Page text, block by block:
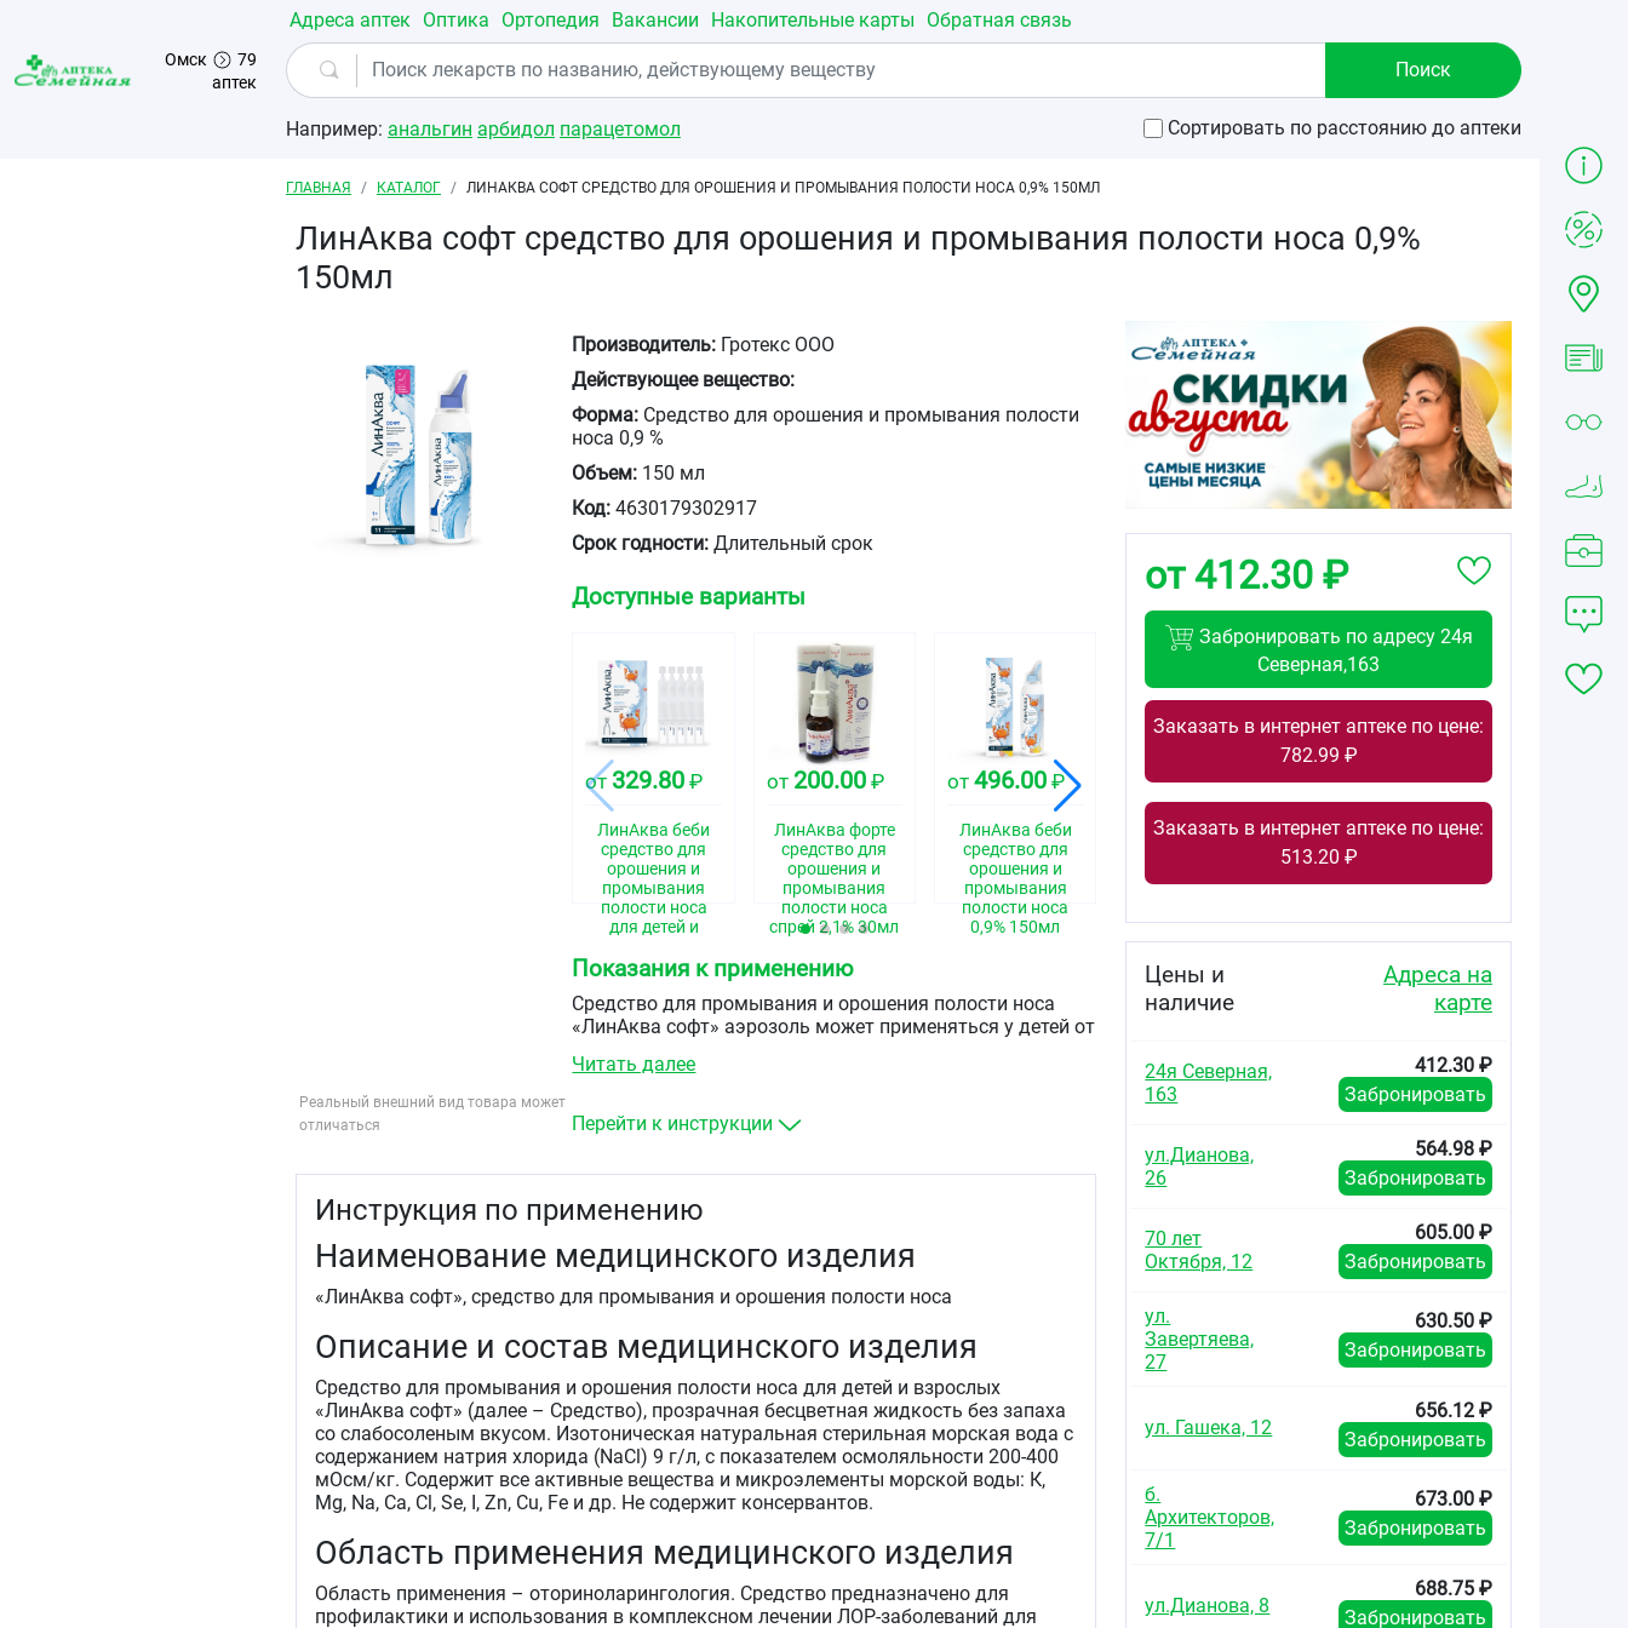
Перейти к основному содержанию
Омск
79
аптек
Адреса аптек Оптика Ортопедия Вакансии Накопительные карты Обратная связь
Например: анальгин арбидол парацетомол Сортировать по расстоянию до аптеки
Строка навигации
ГЛАВНАЯ КАТАЛОГ ЛИНАКВА СОФТ СРЕДСТВО ДЛЯ ОРОШЕНИЯ И ПРОМЫВАНИЯ ПОЛОСТИ НОСА 0,9% 150МЛ
ЛинАква софт средство для орошения и промывания полости носа 0,9%
150мл
Реальный внешний вид товара может
отличаться
Производитель: Гротекс ООО
Действующее вещество:
Форма: Средство для орошения и промывания полости
носа 0,9 %
Объем: 150 мл
Код: 4630179302917
Срок годности: Длительный срок
Доступные варианты
от 329.80 ₽
ЛинАква беби
средство для
орошения и
промывания
полости носа
для детей и
юнидозы 2мл
от 200.00₽
ЛинАква форте
средство для
орошения и
промывания
полости носа
спрей 2,1% 30мл
от496.00 ₽
ЛинАква беби
средство для
орошения и
промывания
полости носа
0,9% 150мл
от412.30₽
ЛинАква софт
промывания
0,9% 150мл
от405.14₽
ЛинАква норм
средство для
орошения и
промывания
0,9% 150мл
от
Показания к применению
Средство для промывания и орошения полости носа
«ЛинАква софт» аэрозоль может применяться у детей от
для ежедневного использования в период эпидемии
ОРВИ и гриппа
проживание в условиях сурового климата,
воздухом и/или центральным отоплением,
воздействие загрязненного воздуха (пыли, краски и
пр.)
профилактики и комплексного лечения острых и
хронических воспалительных заболеваний полости
носа (инфекционных, аллергических,
атрофических):
острые и хронические риниты
острые и хронические синуситы
острые и хронические аденоидиты
аллергические и атрофические риниты.
лекарственных средств
для ухода за слизистой носа и ускорения процессов
регенерации после операций на полости носа и
околоносовых пазухах.
Читать далее
Перейти к инструкции
Инструкция по применению
Наименование медицинского изделия
«ЛинАква софт», средство для промывания и орошения полости носа
Описание и состав медицинского изделия
Средство для промывания и орошения полости носа для детей и взрослых
«ЛинАква софт» (далее – Средство), прозрачная бесцветная жидкость без запаха
со слабосоленым вкусом. Изотоническая натуральная стерильная морская вода с
содержанием натрия хлорида (NaCl) 9 г/л, с показателем осмоляльности 200-400
мОсм/кг. Содержит все активные вещества и микроэлементы морской воды: К,
Mg, Na, Са, Cl, Se, I, Zn, Cu, Fe и др. Не содержит консервантов.
Область применения медицинского изделия
Область применения – оториноларингология. Средство предназначено для
профилактики и использования в комплексном лечении ЛОР-заболеваний для
от 412.30 ₽
Забронировать по адресу 24я
Северная,163
Заказать в интернет аптеке по цене:
782.99 ₽
Заказать в интернет аптеке по цене:
513.20 ₽
Цены и
наличие
Адреса на
карте
24я Северная,
163
412.30 ₽
Забронировать
ул.Дианова,
26
564.98 ₽
Забронировать
70 лет
Октября, 12
605.00 ₽
Забронировать
ул.
Завертяева,
27
630.50 ₽
Забронировать
ул. Гашека, 12
656.12 ₽
Забронировать
б.
Архитекторов,
7/1
673.00 ₽
Забронировать
ул.Дианова, 8
688.75 ₽
Забронировать